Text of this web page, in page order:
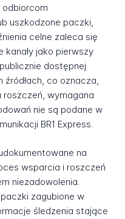
odbiorcom
uszkodzone paczki,
celne zaleca się
jako pierwszy
dostępnej
co oznacza,
roszczeń, wymagana
nie są podane w
BR1 Express.
na
wsparcia i roszczeń
niezadowolenia.
zagubione w
śledzenia stające